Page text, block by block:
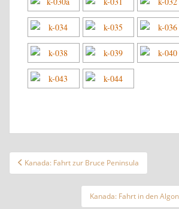
Beitragsnavigation
Kanada: Fahrt zur Bruce Peninsula
Kanada: Fahrt in den